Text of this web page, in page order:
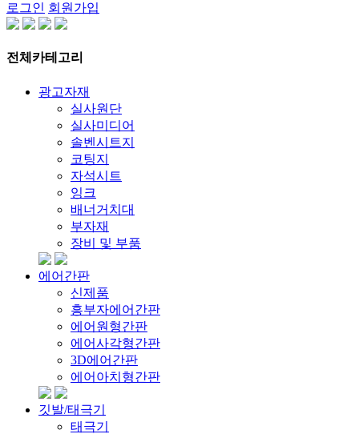
로그인 회원가입
전체카테고리
광고자재
실사원단
실사미디어
솔벤시트지
코팅지
자석시트
잉크
배너거치대
부자재
장비 및 부품
에어간판
신제품
흥부자에어간판
에어원형간판
에어사각형간판
3D에어간판
에어아치형간판
깃발/태극기
태극기